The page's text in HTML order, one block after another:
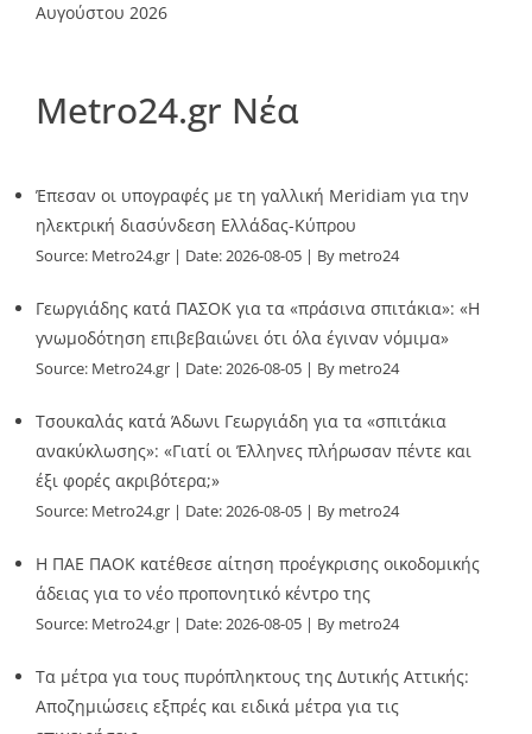
Αυγούστου 2026
Metro24.gr Νέα
Έπεσαν οι υπογραφές με τη γαλλική Meridiam για την
ηλεκτρική διασύνδεση Ελλάδας-Κύπρου
Source: Metro24.gr Date: 2026-08-05 By metro24
Γεωργιάδης κατά ΠΑΣΟΚ για τα «πράσινα σπιτάκια»: «Η
γνωμοδότηση επιβεβαιώνει ότι όλα έγιναν νόμιμα»
Source: Metro24.gr Date: 2026-08-05 By metro24
Τσουκαλάς κατά Άδωνι Γεωργιάδη για τα «σπιτάκια
ανακύκλωσης»: «Γιατί οι Έλληνες πλήρωσαν πέντε και
έξι φορές ακριβότερα;»
Source: Metro24.gr Date: 2026-08-05 By metro24
Η ΠΑΕ ΠΑΟΚ κατέθεσε αίτηση προέγκρισης οικοδομικής
άδειας για το νέο προπονητικό κέντρο της
Source: Metro24.gr Date: 2026-08-05 By metro24
Τα μέτρα για τους πυρόπληκτους της Δυτικής Αττικής:
Αποζημιώσεις εξπρές και ειδικά μέτρα για τις